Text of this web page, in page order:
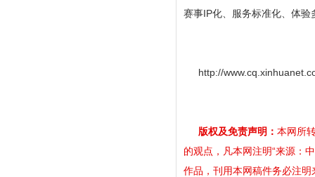
赛事IP化、服务标准化、体验
http://
版权及免责声明： 本网所
的观点，凡本网注明“来源：
作品，刊用本网稿件务必注